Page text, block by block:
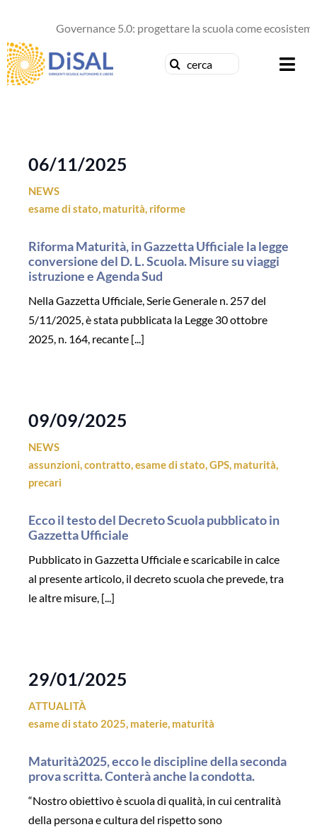
contenuto
Governance 5.0: progettare la scuola come ecosistema
Cerca
Formazione
Pubblicazioni
Contattaci
06/11/2025
NEWS
esame di stato, maturità, riforme
Riforma Maturità, in Gazzetta Ufficiale la legge
conversione del D. L. Scuola. Misure su viaggi
istruzione e Agenda Sud
Nella Gazzetta Ufficiale, Serie Generale n. 257 del
5/11/2025, è stata pubblicata la Legge 30 ottobre
2025, n. 164, recante [...]
09/09/2025
NEWS
assunzioni,contratto,esame di stato,GPS, maturità,
precari
Ecco il testo del Decreto Scuola pubblicato in
Gazzetta Ufficiale
Pubblicato in Gazzetta Ufficiale e scaricabile in calce
al presente articolo, il decreto scuola che prevede, tra
le altre misure, [...]
29/01/2025
ATTUALITÀ
esame di stato 2025, materie, maturità
Maturità2025, ecco le discipline della seconda
prova scritta. Conterà anche la condotta.
“Nostro obiettivo è scuola di qualità, in cui centralità
della persona e cultura del rispetto sono